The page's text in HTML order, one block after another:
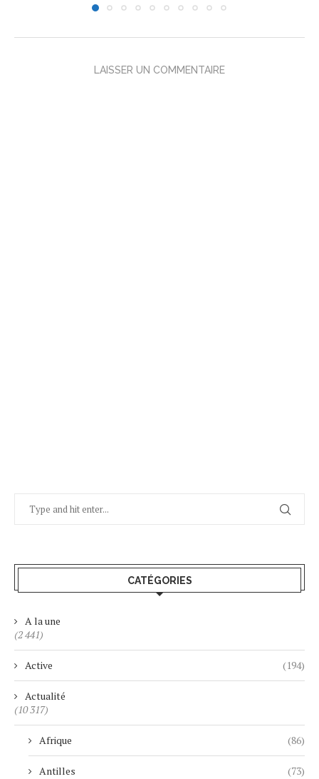
LAISSER UN COMMENTAIRE
CATÉGORIES
A la une
(2 441)
Active (194)
Actualité
(10 317)
Afrique (86)
Antilles (73)